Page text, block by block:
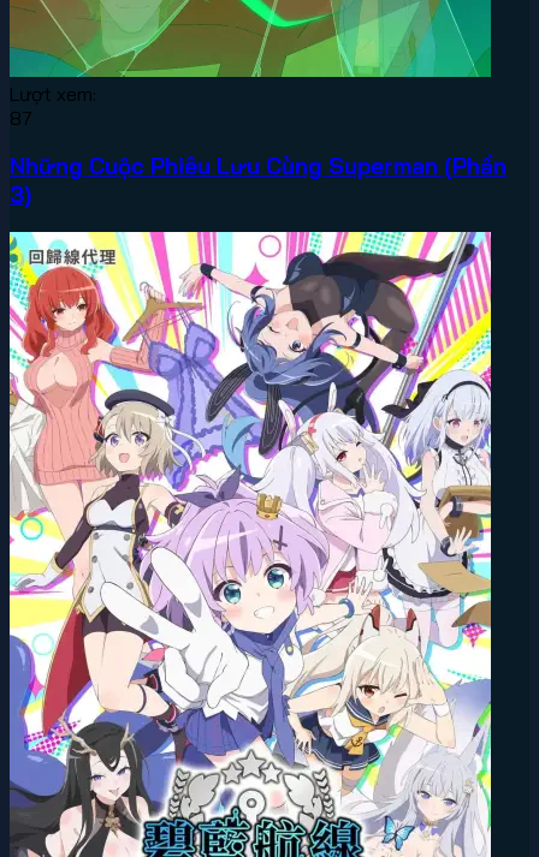
Lượt xem:
87
Những Cuộc Phiêu Lưu Cùng Superman (Phần
3)